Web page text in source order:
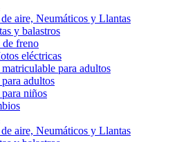
aire, Neumáticos y Llantas
y balastros
de freno
eléctricas
para adultos
adultos
niños
aire, Neumáticos y Llantas